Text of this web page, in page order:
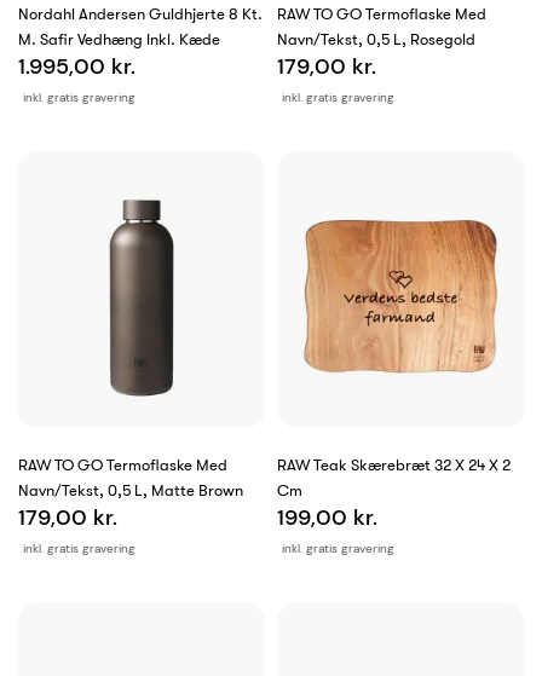
Nordahl Andersen Guldhjerte 8 Kt.
M. Safir Vedhæng Inkl. Kæde
inkl. gratis gravering
1.995,00 kr.
RAW TO GO Termoflaske Med
Navn/tekst, 0,5 L, Rosegold
inkl. gratis gravering
179,00 kr.
RAW TO GO Termoflaske Med
Navn/tekst, 0,5 L, Matte Brown
inkl. gratis gravering
179,00 kr.
RAW Teak Skærebræt 32 X 24 X 2
Cm
inkl. gratis gravering
199,00 kr.